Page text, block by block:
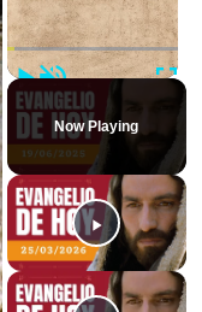
PlayUnmute
Now Playing